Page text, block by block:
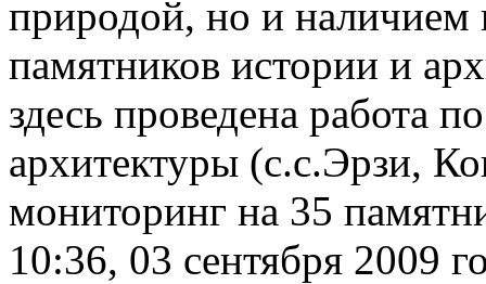
природой, но и наличием
памятников истории и
здесь проведена работа
архитектуры (с.с.Эрзи,
мониторинг на 35
10:36, 03 сентября 2009